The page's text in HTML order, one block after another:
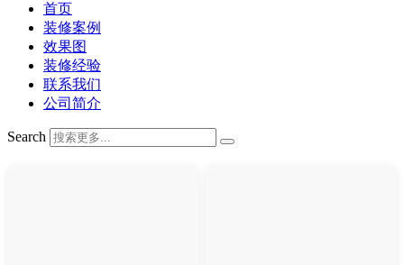
首页
装修案例
效果图
装修经验
联系我们
公司简介
Search